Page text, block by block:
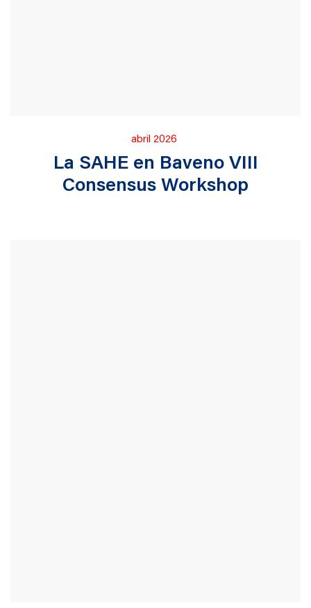
Publicado
abril 2026
La SAHE en Baveno VIII
Consensus Workshop